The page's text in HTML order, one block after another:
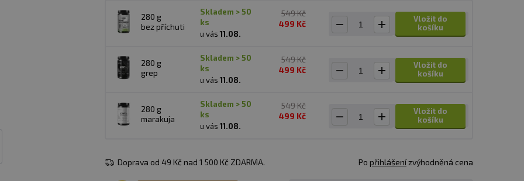
280 g
bez příchuti
skladem > 50
ks
u vás11.08.
549 Kč
499 Kč
Vložit do
košíku
280 g
grep
skladem > 50
ks
u vás11.08.
549 Kč
499 Kč
Vložit do
košíku
280 g
marakuja
skladem > 50
ks
u vás11.08.
549 Kč
499 Kč
Vložit do
košíku
Doprava od 49 Kč nad 1 500 Kč ZDARMA. Po přihlášenízvýhodněná cena